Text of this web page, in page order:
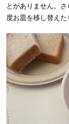
とがありません。
度お皿を移し替え